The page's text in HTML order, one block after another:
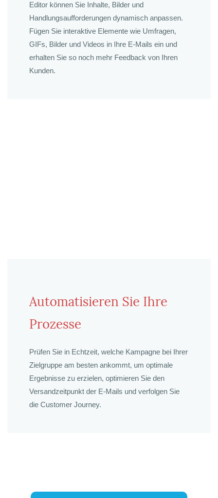
Editor können Sie Inhalte, Bilder und
Handlungsaufforderungen dynamisch anpassen.
Fügen Sie interaktive Elemente wie Umfragen,
GIFs, Bilder und Videos in Ihre E-Mails ein und
erhalten Sie so noch mehr Feedback von Ihren
Kunden.
Automatisieren Sie Ihre
Prozesse
Prüfen Sie in Echtzeit, welche Kampagne bei Ihrer
Zielgruppe am besten ankommt, um optimale
Ergebnisse zu erzielen, optimieren Sie den
Versandzeitpunkt der E-Mails und verfolgen Sie
die Customer Journey.